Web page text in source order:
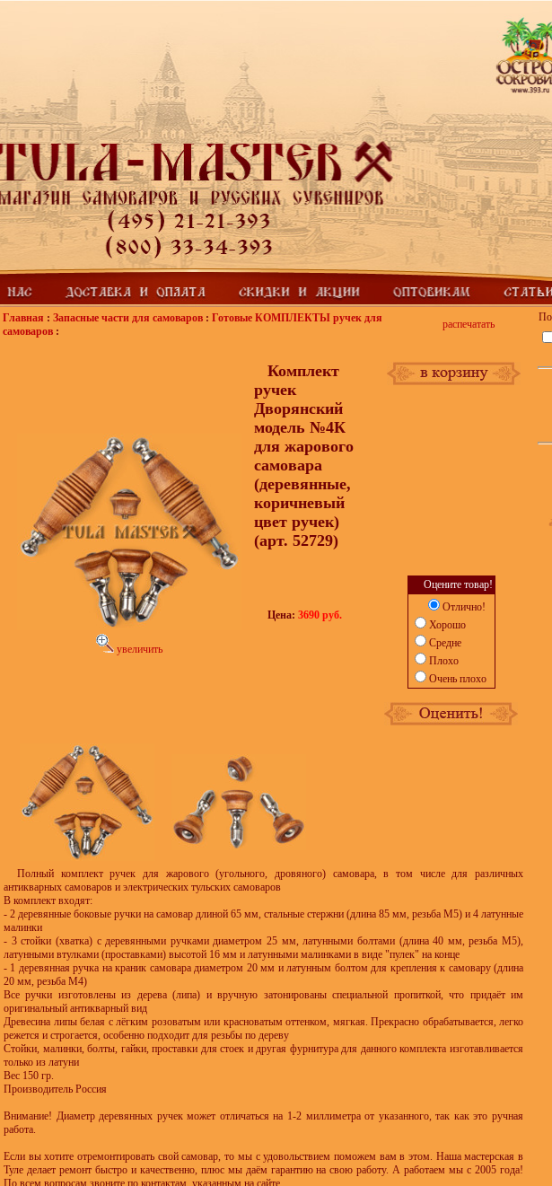
Главная : Запасные части для самоваров : Готовые КОМПЛЕКТЫ ручек для
самоваров :
распечатать
увеличить
Комплект
ручек
Дворянский
модель №4К
для жарового
самовара
(деревянные,
коричневый
цвет ручек)
(арт. 52729)
Цена: 3690 руб.
Оцените товар!
Отлично!
Хорошо
Средне
Плохо
Очень плохо
Полный комплект ручек для жарового (угольного, дровяного) самовара, в том числе для различных
антикварных самоваров и электрических тульских самоваров
В комплект входят:
- 2 деревянные боковые ручки на самовар длиной 65 мм, стальные стержни (длина 85 мм, резьба М5) и 4 латунные
малинки
- 3 стойки (хватка) с деревянными ручками диаметром 25 мм, латунными болтами (длина 40 мм, резьба М5),
латунными втулками (проставками) высотой 16 мм и латунными малинками в виде "пулек" на конце
- 1 деревянная ручка на краник самовара диаметром 20 мм и латунным болтом для крепления к самовару (длина
20 мм, резьба М4)
Все ручки изготовлены из дерева (липа) и вручную затонированы специальной пропиткой, что придаёт им
оригинальный антикварный вид
Древесина липы белая с лёгким розоватым или красноватым оттенком, мягкая. Прекрасно обрабатывается, легко
режется и строгается, особенно подходит для резьбы по дереву
Стойки, малинки, болты, гайки, проставки для стоек и другая фурнитура для данного комплекта изготавливается
только из латуни
Вес 150 гр.
Производитель Россия
Внимание! Диаметр деревянных ручек может отличаться на 1-2 миллиметра от указанного, так как это ручная
работа.
Если вы хотите отремонтировать свой самовар, то мы с удовольствием поможем вам в этом. Наша мастерская в
Туле делает ремонт быстро и качественно, плюс мы даём гарантию на свою работу. А работаем мы с 2005 года!
По всем вопросам звоните по контактам, указанным на сайте.